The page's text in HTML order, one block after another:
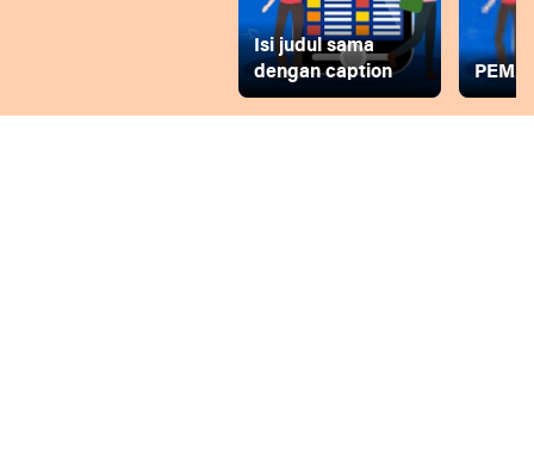
Isi judul sama
dengan caption